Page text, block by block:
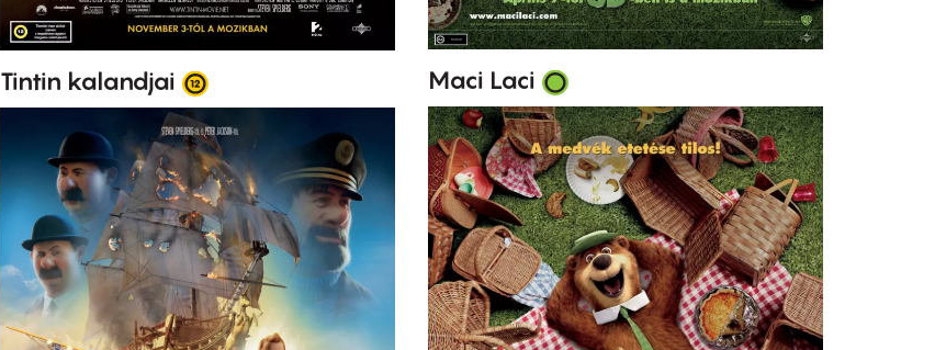
Tintin kalandjai Maci Laci